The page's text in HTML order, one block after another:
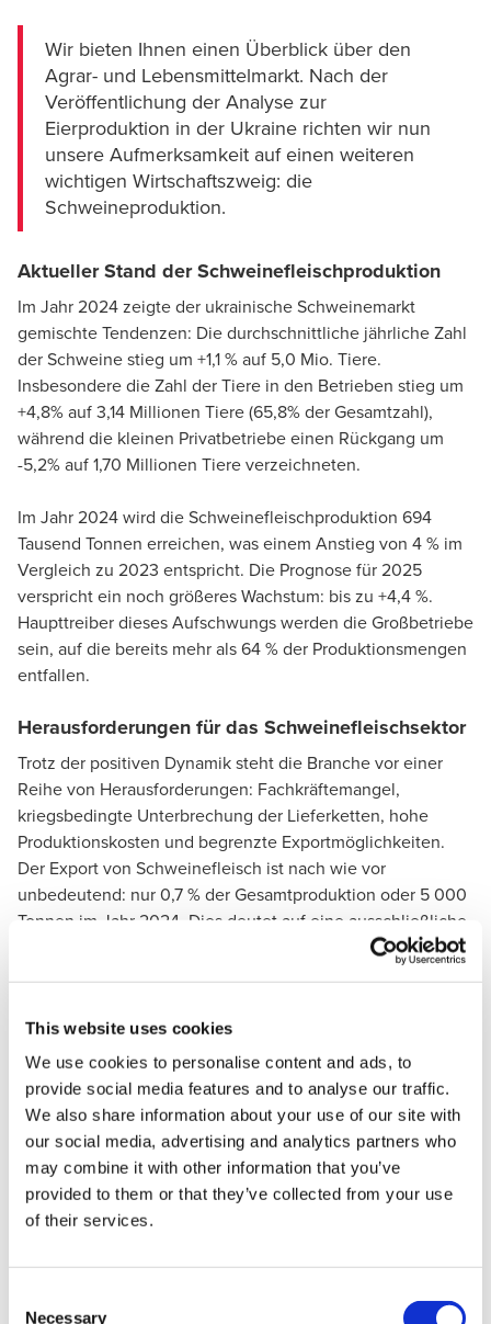
This website uses cookies
We use cookies to personalise content and ads, to
provide social media features and to analyse our traffic.
We also share information about your use of our site with
our social media, advertising and analytics partners who
may combine it with other information that you’ve
provided to them or that they’ve collected from your use
of their services.
Necessary
Wir bieten Ihnen einen Überblick über den
Agrar- und Lebensmittelmarkt. Nach der
Veröffentlichung der Analyse zur
Eierproduktion in der Ukraine richten wir nun
unsere Aufmerksamkeit auf einen weiteren
wichtigen Wirtschaftszweig: die
Schweineproduktion.
Aktueller Stand der Schweinefleischproduktion
Im Jahr 2024 zeigte der ukrainische Schweinemarkt
gemischte Tendenzen: Die durchschnittliche jährliche Zahl
der Schweine stieg um +1,1 % auf 5,0 Mio. Tiere.
Insbesondere die Zahl der Tiere in den Betrieben stieg um
+4,8% auf 3,14 Millionen Tiere (65,8% der Gesamtzahl),
während die kleinen Privatbetriebe einen Rückgang um
-5,2% auf 1,70 Millionen Tiere verzeichneten.
Im Jahr 2024 wird die Schweinefleischproduktion 694
Tausend Tonnen erreichen, was einem Anstieg von 4 % im
Vergleich zu 2023 entspricht. Die Prognose für 2025
verspricht ein noch größeres Wachstum: bis zu +4,4 %.
Haupttreiber dieses Aufschwungs werden die Großbetriebe
sein, auf die bereits mehr als 64 % der Produktionsmengen
entfallen.
Herausforderungen für das Schweinefleischsektor
Trotz der positiven Dynamik steht die Branche vor einer
Reihe von Herausforderungen: Fachkräftemangel,
kriegsbedingte Unterbrechung der Lieferketten, hohe
Produktionskosten und begrenzte Exportmöglichkeiten.
Der Export von Schweinefleisch ist nach wie vor
unbedeutend: nur 0,7 % der Gesamtproduktion oder 5 000
Tonnen im Jahr 2024. Dies deutet auf eine ausschließliche
Konzentration auf den heimischen Markt und das Fehlen
Gleichzeitig gibt es auf dem Verbrauchermarkt Anzeichen
für eine Erholung. Die Ukraine weist für den Zeitraum
2024-2033 eine CAGR von +1,4 % auf, was im Vergleich zu
anderen Regionen, einschließlich der EU, recht dynamisch
ist. Das ist ein Hinweis darauf, dass sich der Markt
stabilisiert hat und dass sich die Inlandsnachfrage nach
Schweinefleisch erholt hat.
Prognosen über die Entwicklung der
Schweineproduktion in der Ukraine
Interessanterweise steigt der Pro-Kopf-Verbrauch in der